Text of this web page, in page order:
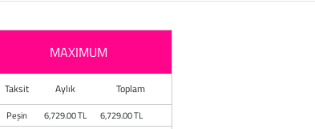
MAXIMUM
Taksit Aylık Toplam
Peşin 6,729.00 TL
6,729.00 TL